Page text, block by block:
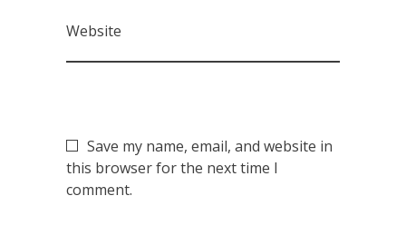
Website
Save my name, email, and website in
this browser for the next time I
comment.